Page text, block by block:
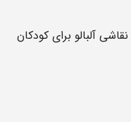
نقاشی آلبالو برای کودکان